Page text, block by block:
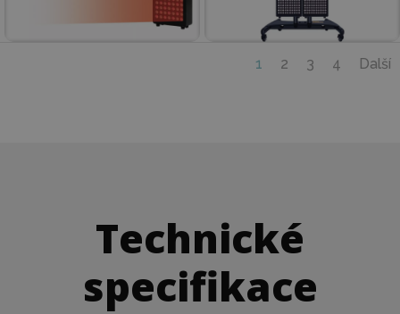
1 2 3 4 Další
Technické
specifikace